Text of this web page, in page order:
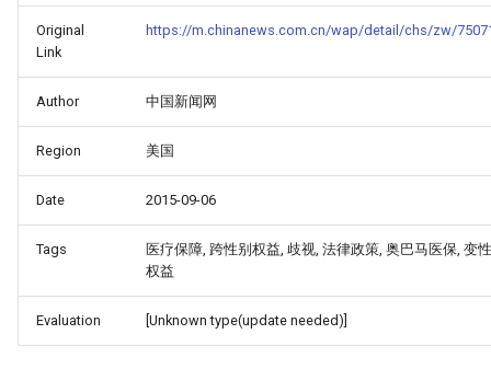
Original
Link
https://m.chinanews.com.cn/wap/detail/chs/zw/
Author 中国新闻网
Region 美国
Date 2015-09-06
Tags
医疗保障, 跨性别权益, 歧视, 法律政策, 奥巴马医保, 变
权益
Evaluation [Unknown type(update needed)]